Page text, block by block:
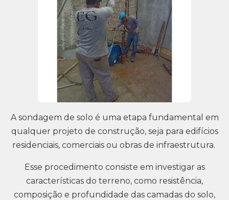
A sondagem de solo é uma etapa fundamental em
qualquer projeto de construção, seja para edifícios
residenciais, comerciais ou obras de infraestrutura.
Esse procedimento consiste em investigar as
características do terreno, como resistência,
composição e profundidade das camadas do solo,